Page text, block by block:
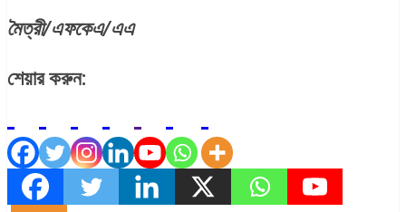
মৈত্রী/এফকেএ/এএ
শেয়ার করুন: